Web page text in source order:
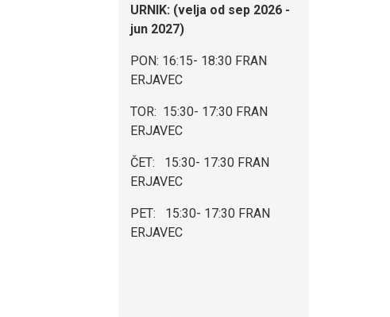
URNIK: (velja od sep 2026 -
jun 2027)
PON: 16:15- 18:30 FRAN
ERJAVEC
TOR: 15:30- 17:30 FRAN
ERJAVEC
ČET: 15:30- 17:30 FRAN
ERJAVEC
PET: 15:30- 17:30 FRAN
ERJAVEC